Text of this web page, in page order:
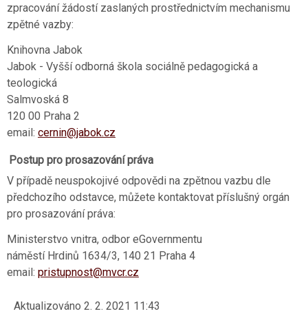
zpracování žádostí zaslaných prostřednictvím mechanismu
zpětné vazby:
Knihovna Jabok
Jabok - Vyšší odborná škola sociálně pedagogická a
teologická
Salmvoská 8
120 00 Praha 2
email: cernin@jabok.cz
Postup pro prosazování práva
V případě neuspokojivé odpovědi na zpětnou vazbu dle
předchozího odstavce, můžete kontaktovat příslušný orgán
pro prosazování práva:
Ministerstvo vnitra, odbor eGovernmentu
náměstí Hrdinů 1634/3, 140 21 Praha 4
email: pristupnost@mvcr.cz
Aktualizováno 2. 2. 2021 11:43